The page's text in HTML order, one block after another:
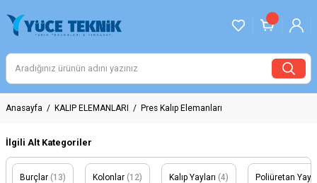
Anasayfa KALIP ELEMANLARI Pres Kalıp Elemanları
İlgili Alt Kategoriler
Burçlar (13) Kolonlar (12) Kalıp Yayları (4) Poliüretan Yay